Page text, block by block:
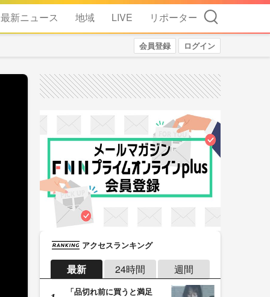
最新ニュース 地域 LIVE リポーター 検索
会員登録 ログイン
アクセスランキング
最新 24時間 週間
「品切れ前に買うと満足